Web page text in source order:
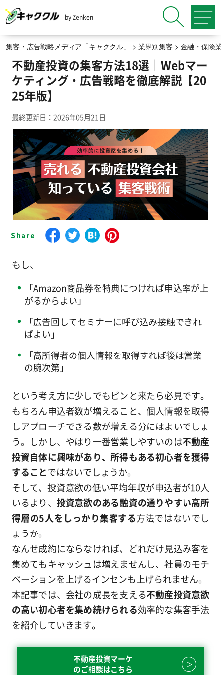
by Zenken
集客・広告戦略メディア「キャククル」 > 業界別集客 > 金融・保険
不動産投資の集客方法18選｜Webマー
ケティング・広告戦略を徹底解説【20
25年版】
最終更新日：2026年05月21日
もし、
「Amazon商品券を特典につければ申込率が上
がるからよい」
「広告回してセミナーに呼び込み接触できれ
ばよい」
「高所得者の個人情報を取得すれば後は営業
の腕次第」
という考え方に少しでもピンと来たら必見です。
もちろん申込者数が増えること、個人情報を取得
しアプローチできる数が増える分にはよいでしょ
う。しかし、やはり一番営業しやすいのは不動産
投資自体に興味があり、所得もある初心者を獲得
することではないでしょうか。
そして、投資意欲の低い平均年収が申込者が10人
いるより、 投資意欲のある融資の通りやすい高所
得層の5人をしっかり集客する方法ではないでし
ょうか。
なんせ成約にならなければ、どれだけ見込み客を
集めてもキャッシュは増えませんし、社員のモチ
ベーションを上げるインセンも上げられません。
本記事では、会社の成長を支える不動産投資意欲
の高い初心者を集め続けられる効率的な集客手法
を紹介していきます。
不動産投資マーケ
のご相談はこちら